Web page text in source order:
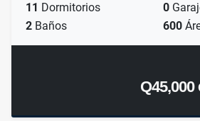
11 Dormitorios 0
2 Baños 600
Q45,000